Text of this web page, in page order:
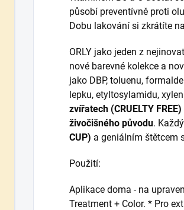
působí preventívně proti
Dobu lakování si zkrátíte
ORLY jako jeden z
nové barevné kolekce a
jako DBP, toluenu,
lepku, etyltosylamidu,
zvířatech (CRUELTY FREE)
živočišného původu.
CUP) a geniálním štětcem
Použití:
Aplikace doma - na
Treatment + Color. * Pro